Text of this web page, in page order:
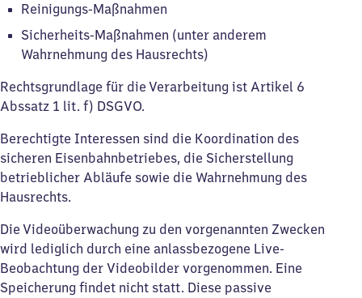
Reinigungs-Maßnahmen
Sicherheits-Maßnahmen (unter anderem
Wahrnehmung des Hausrechts)
Rechtsgrundlage für die Verarbeitung ist Artikel 6
Abssatz 1 lit. f) DSGVO.
Berechtigte Interessen sind die Koordination des
sicheren Eisenbahnbetriebes, die Sicherstellung
betrieblicher Abläufe sowie die Wahrnehmung des
Hausrechts.
Die Videoüberwachung zu den vorgenannten Zwecken
wird lediglich durch eine anlassbezogene Live-
Beobachtung der Videobilder vorgenommen. Eine
Speicherung findet nicht statt. Diese passive